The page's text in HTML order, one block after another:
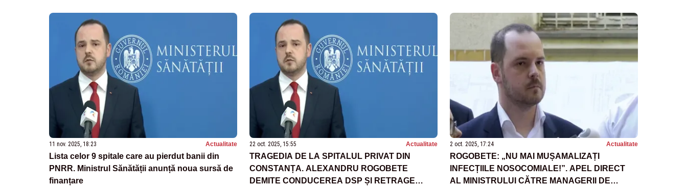
11 nov. 2025, 18:23 Actualitate
Lista celor 9 spitale care au pierdut banii din
PNRR. Ministrul Sănătății anunță noua sursă de
finanțare
22 oct. 2025, 15:55 Actualitate
TRAGEDIA DE LA SPITALUL PRIVAT DIN
CONSTANȚA. ALEXANDRU ROGOBETE
DEMITE CONDUCEREA DSP ȘI RETRAGE
2 oct. 2025, 17:24 Actualitate
ROGOBETE: „NU MAI MUȘAMALIZAȚI
INFECȚIILE NOSOCOMIALE!”. APEL DIRECT
AL MINISTRULUI CĂTRE MANAGERII DE